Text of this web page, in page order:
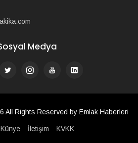
Medya
All Rights Reserved by Emlak Haberleri
Künye İletişim KVKK